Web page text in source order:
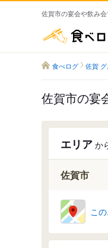
佐賀市の宴会や飲み
食べログ 佐賀 グ
佐賀市の宴
エリア か
佐賀市
こ